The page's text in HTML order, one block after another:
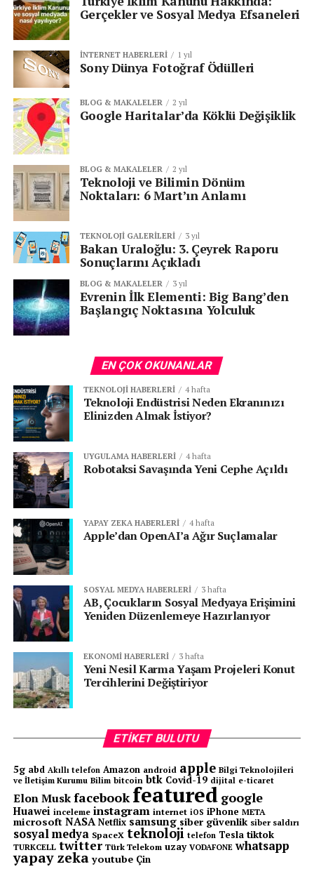
Gerçekler ve Sosyal Medya Efsaneleri
İNTERNET HABERLERI 1 yıl
Sony Dünya Fotoğraf Ödülleri
BLOG & MAKALELER 2 yıl
Google Haritalar’da Köklü Değişiklik
BLOG & MAKALELER 2 yıl
Teknoloji ve Bilimin Dönüm
Noktaları: 6 Mart’ın Anlamı
TEKNOLOJI GALERILERI 3 yıl
Bakan Uraloğlu: 3. Çeyrek Raporu
Sonuçlarını Açıkladı
BLOG & MAKALELER 3 yıl
Evrenin İlk Elementi: Big Bang’den
Başlangıç Noktasına Yolculuk
EN ÇOK OKUNANLAR
TEKNOLOJI HABERLERI 4 hafta
Teknoloji Endüstrisi Neden Ekranınızı
Elinizden Almak İstiyor?
UYGULAMA HABERLERI 4 hafta
Robotaksi Savaşında Yeni Cephe Açıldı
YAPAY ZEKA HABERLERI 4 hafta
Apple’dan OpenAI’a Ağır Suçlamalar
SOSYAL MEDYA HABERLERI 3 hafta
AB, Çocukların Sosyal Medyaya Erişimini
Yeniden Düzenlemeye Hazırlanıyor
EKONOMI HABERLERI 3 hafta
Yeni Nesil Karma Yaşam Projeleri Konut
Tercihlerini Değiştiriyor
ETIKET BULUTU
5g abd Akıllı telefon Amazon android apple Bilgi Teknolojileri
ve İletişim Kurumu Bilim bitcoin btk Covid-19 dijital e-ticaret
Elon Muskfacebook featured google
Huawei inceleme instagram internet iOS iPhone META
microsoft NASA Netflix samsung siber güvenlik siber saldırı
sosyal medya SpaceX teknoloji telefon Tesla tiktok
TURKCELL twitter Türk Telekom uzay VODAFONE whatsapp
yapay zeka youtube Çin